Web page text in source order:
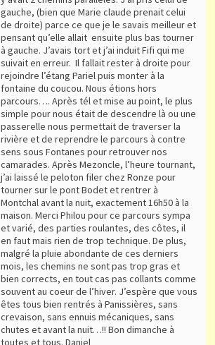
gauche, (bien que Marie claude prenait celui
de droite) parce ce que je le savais meilleur et
pensant qu’elle allait ensuite plus bas tourner
à gauche. J’avais tort et j’ai induit Fifi qui me
suivait en erreur. Il fallait rester à droite pour
rejoindre l’étang Pariel puis monter à la
fontaine du coucou. Nous étions hors
parcours…. Après tél et mise au point, le plus
simple pour nous était de descendre là ou une
passerelle nous permettait de traverser la
rivière et de reprendre le parcours à contre
sens sous Fontanes pour retrouver nos
camarades. Après Mezoncle, l’heure tournant,
j’ai laissé le peloton filer chez Ronze pour
tourner sur le pont Bodet et rentrer à
Montchal avant la nuit, exactement 16h50 à la
maison. Merci Philou pour ce parcours sympa
et varié, des parties roulantes, des côtes, il
en faut mais rien de trop technique. De plus,
malgré la pluie abondante de ces derniers
mois, les chemins ne sont pas trop gras et
bien corrects, en tout cas pas collants comme
souvent au coeur de l’hiver. J’espère que vous
êtes tous bien rentrés à Panissières, sans
crevaison, sans ennuis mécaniques, sans
chutes et avant la nuit…!! Bon dimanche à
toutes et tous. Daniel